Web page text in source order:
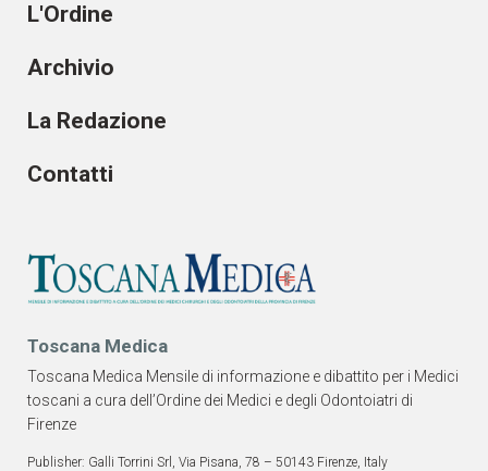
Toscana Medica
Toscana Medica Mensile di informazione e dibattito per i Medici
toscani a cura dell’Ordine dei Medici e degli Odontoiatri di
Firenze
Publisher: Galli Torrini Srl, Via Pisana, 78 – 50143 Firenze, Italy
L'Ordine
Archivio
La Redazione
Contatti